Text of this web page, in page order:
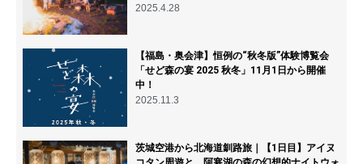
2025.4.28
【福島・奥会津】恒例の“秋冬版”体験博覧会
「せど森の宴 2025 秋冬」11月1日から開催
中！
2025.11.3
茨城空港から北海道釧路旅｜【1日目】アイヌ